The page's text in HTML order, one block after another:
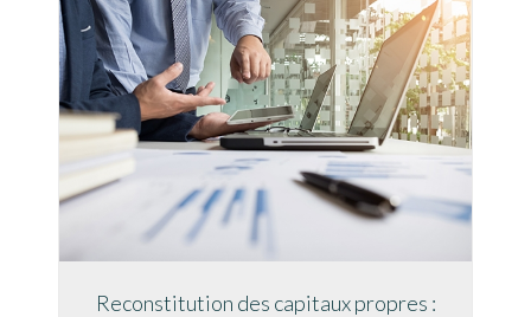
Reconstitution des capitaux propres :